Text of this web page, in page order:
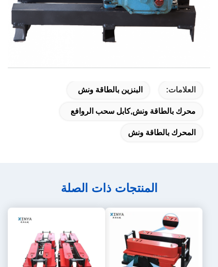
العلامات: البنزين بالطاقة ونش
محرك بالطاقة ونش,كابل سحب الروافع
المحرك بالطاقة ونش
المنتجات ذات الصلة